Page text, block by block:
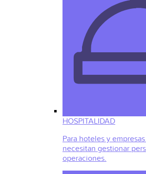
HOSPITALIDAD
Para hoteles y
necesitan gestionar
operaciones.